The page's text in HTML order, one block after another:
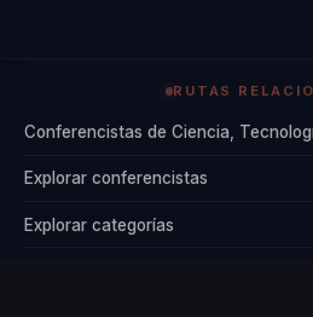
RUTAS
Conferencistas de Ciencia,
Explorar conferencistas
Explorar categorías